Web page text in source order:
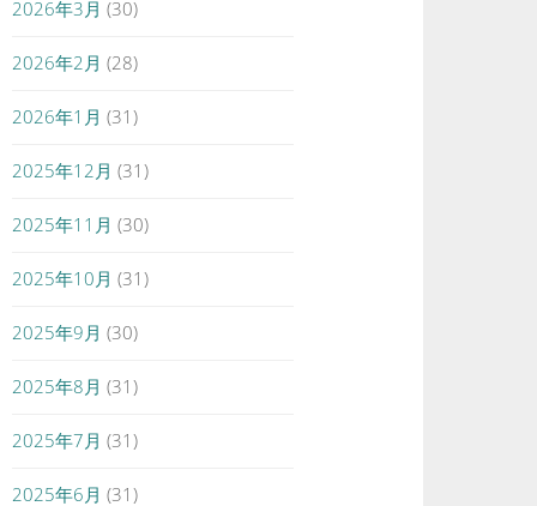
2026年3月 (30)
2026年2月 (28)
2026年1月 (31)
2025年12月 (31)
2025年11月 (30)
2025年10月 (31)
2025年9月 (30)
2025年8月 (31)
2025年7月 (31)
2025年6月 (31)